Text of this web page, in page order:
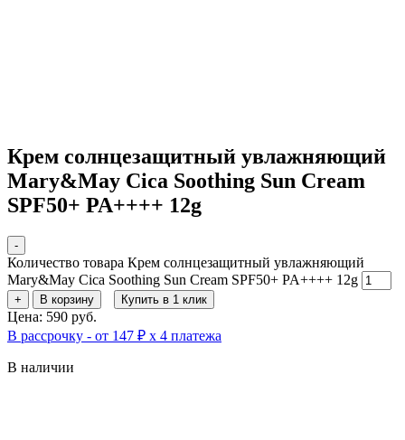
Крем солнцезащитный увлажняющий
Mary&May Cica Soothing Sun Cream
SPF50+ PA++++ 12g
-
Количество товара Крем солнцезащитный увлажняющий
Mary&May Cica Soothing Sun Cream SPF50+ PA++++ 12g
+ В корзину Купить в 1 клик
Цена: 590 руб.
В рассрочку - от 147 ₽ х 4 платежа
В наличии